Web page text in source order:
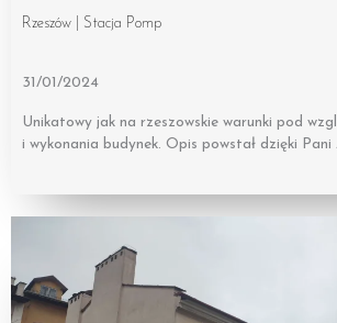
Rzeszów | Stacja Pomp
31/01/2024
Unikatowy jak na rzeszowskie warunki pod
i wykonania budynek. Opis powstał dzięki Pani